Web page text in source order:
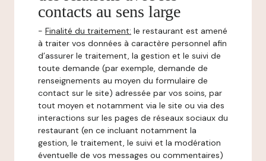
contacts au sens large
- Finalité du traitement: le restaurant est amené
à traiter vos données à caractère personnel afin
d’assurer le traitement, la gestion et le suivi de
toute demande (par exemple, demande de
renseignements au moyen du formulaire de
contact sur le site) adressée par vos soins, par
tout moyen et notamment via le site ou via des
interactions sur les pages de réseaux sociaux du
restaurant (en ce incluant notamment la
gestion, le traitement, le suivi et la modération
éventuelle de vos messages ou commentaires)